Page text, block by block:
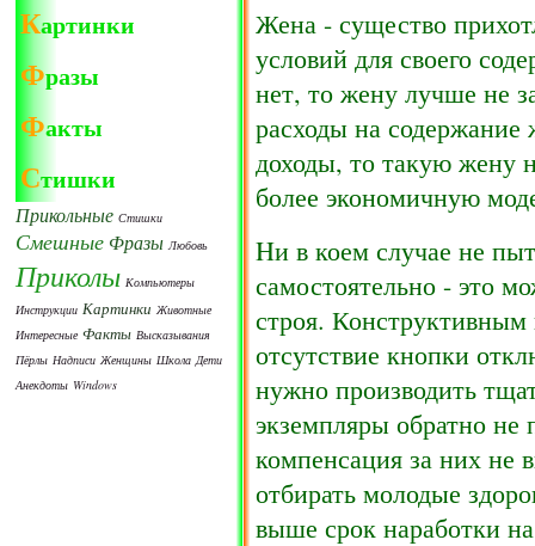
Картинки
Фразы
Факты
Стишки
Прикольные Стишки
Смешные Фразы Любовь
Приколы Компьютеры
Инструкции Картинки Животные
Интересные Факты Высказывания
Пёрлы Надписи Женщины Школа Дети
Анекдоты Windows
Жена - существо
условий для своего
нет, то жену лучше не
расходы на
доходы, то такую жену
более экономичную
Hи в коем случае не
самостоятельно - это
строя. Конструктивным
отсутствие кнопки
нужно производить
экземпляры обратно
компенсация за них не
отбирать молодые
выше срок наработки